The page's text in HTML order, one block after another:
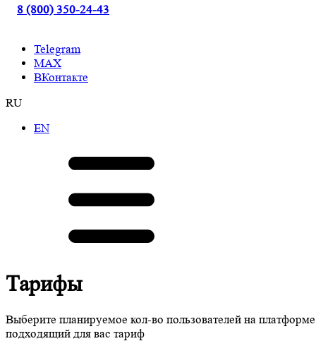
8 (800) 350-24-43
Telegram
МАХ
ВКонтакте
RU
EN
Тарифы
Выберите планируемое кол-во пользователей на
подходящий для вас тариф